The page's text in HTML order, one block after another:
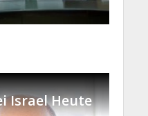
Israel Heute